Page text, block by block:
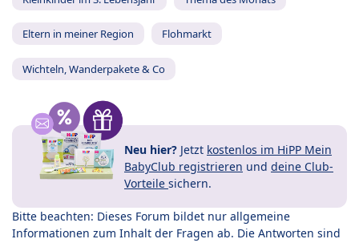
Eltern in meiner Region Flohmarkt
Wichteln, Wanderpakete & Co
Neu hier? Jetzt kostenlos im HiPP Mein
BabyClub registrieren und deine Club-
Vorteile sichern.
Bitte beachten: Dieses Forum bildet nur allgemeine
Informationen zum Inhalt der Fragen ab. Die Antworten sind